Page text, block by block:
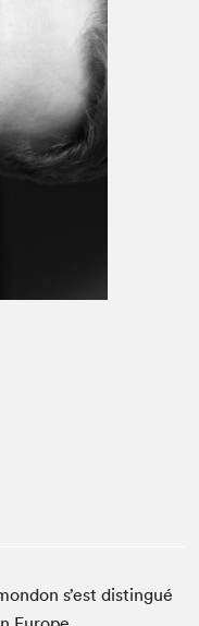
s’est distingué